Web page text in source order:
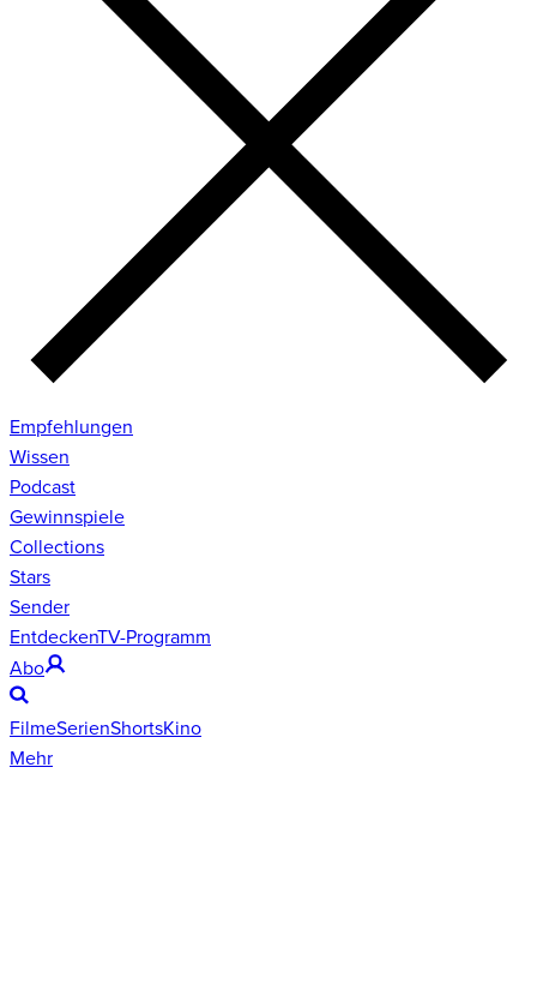
Empfehlungen
Wissen
Podcast
Gewinnspiele
Collections
Stars
Sender
EntdeckenTV-Programm
Abo
FilmeSerienShortsKino
Mehr